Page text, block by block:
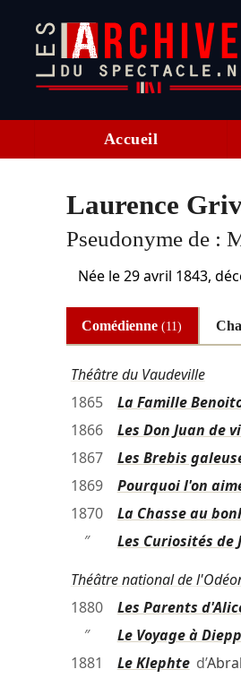
Accueil
Laurence
Pseudonyme de :
Née le29 avril 1843,
Comédienne(11)
Théâtre du Vaudeville
1865
La Famille
1866
Les Don Juan de
1867
Les Brebis
1869
Pourquoi l'on
1870
La Chasse au
″
Les Curiosités de
Théâtre national de
1880
Les Parents
″
Le Voyage à
1881
Le Klephted’